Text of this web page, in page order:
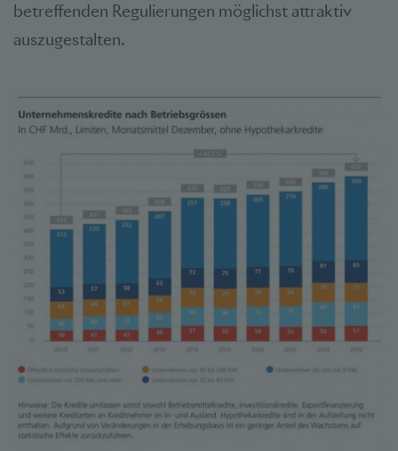
betreffenden Regulierungen möglichst attraktiv
auszugestalten.